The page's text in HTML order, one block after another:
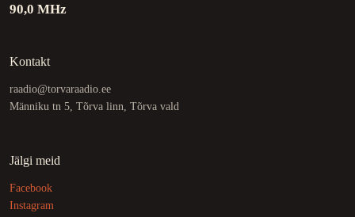
90,0 MHz
Kontakt
raadio@torvaraadio.ee
Männiku tn 5, Tõrva linn, Tõrva vald
Jälgi meid
Facebook
Instagram